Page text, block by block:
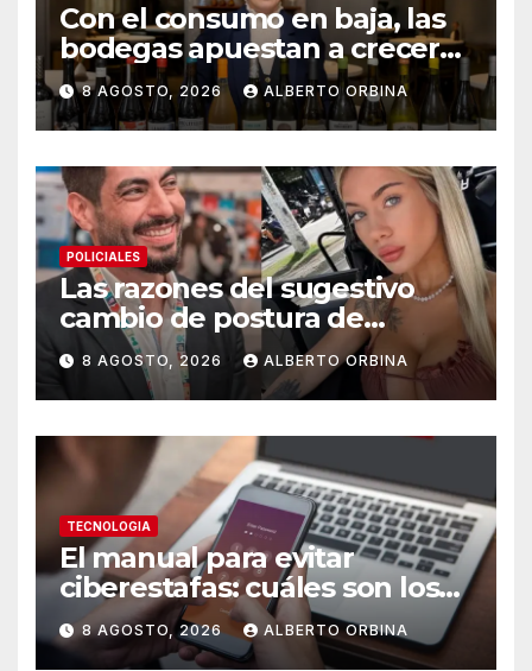
Con el consumo en baja, las
bodegas apuestan a crecer
transformando el vino
argentino en una experiencia
gourmet
8 AGOSTO, 2026 ALBERTO ORBINA
POLICIALES
Las razones del sugestivo
cambio de postura de
Candela Arizaga y los
beneficios de ser un Moyano
8 AGOSTO, 2026 ALBERTO ORBINA
TECNOLOGIA
El manual para evitar
ciberestafas: cuáles son los
engaños más comunes y las
señales de alerta
8 AGOSTO, 2026 ALBERTO ORBINA